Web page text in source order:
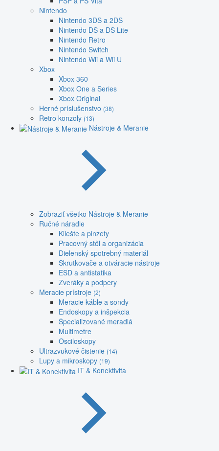
Nintendo
Nintendo 3DS a 2DS
Nintendo DS a DS Lite
Nintendo Retro
Nintendo Switch
Nintendo Wii a Wii U
Xbox
Xbox 360
Xbox One a Series
Xbox Original
Herné príslušenstvo (38)
Retro konzoly (13)
Nástroje & Meranie
Zobraziť všetko Nástroje & Meranie
Ručné náradie
Kliešte a pinzety
Pracovný stôl a organizácia
Dielenský spotrebný materiál
Skrutkovače a otváracie nástroje
ESD a antistatika
Zveráky a podpery
Meracie prístroje (2)
Meracie káble a sondy
Endoskopy a inšpekcia
Špecializované meradlá
Multimetre
Osciloskopy
Ultrazvukové čistenie (14)
Lupy a mikroskopy (19)
IT & Konektivita